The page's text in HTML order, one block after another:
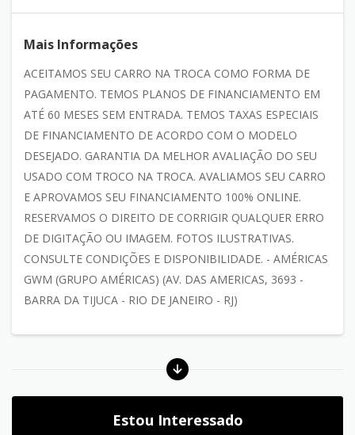
Mais Informações
ACEITAMOS SEU CARRO NA TROCA COMO FORMA DE
PAGAMENTO. TEMOS PLANOS DE FINANCIAMENTO EM
ATÉ 60 MESES SEM ENTRADA. TEMOS TAXAS ESPECIAIS
DE FINANCIAMENTO DE ACORDO COM O MODELO
DESEJADO. GARANTIA DA MELHOR AVALIAÇÃO DO SEU
USADO COM TROCO NA TROCA. AVALIAMOS SEU CARRO
E APROVAMOS SEU FINANCIAMENTO 100% ONLINE.
RESERVAMOS O DIREITO DE CORRIGIR QUALQUER ERRO
DE DIGITAÇÃO OU IMAGEM. FOTOS ILUSTRATIVAS.
CONSULTE CONDIÇÕES E DISPONIBILIDADE. - AMÉRICAS
GWM (GRUPO AMÉRICAS) (AV. DAS AMERICAS, 3693 -
BARRA DA TIJUCA - RIO DE JANEIRO - RJ)
Estou Interessado